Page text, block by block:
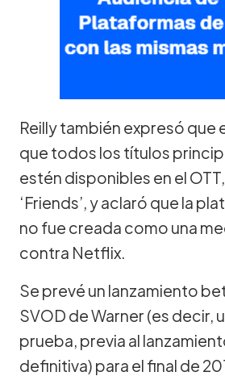
Reilly también expresó que
que todos los títulos
estén disponibles en el
‘Friends’, y aclaró que la
no fue creada como una
contra Netflix.
Se prevé un lanzamiento
SVOD de Warner (es decir,
prueba, previa al
definitiva) para el final de